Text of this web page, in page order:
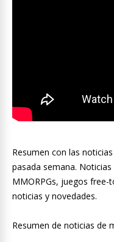
Resumen con las
pasada semana.
MMORPGs, juegos
noticias y novedades.
Resumen de noticias de